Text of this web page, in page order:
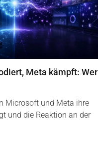
Meta kämpft: Wer
Microsoft und Meta ihre
und die Reaktion an der